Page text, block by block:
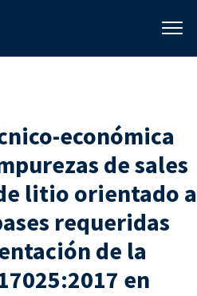
económica
de sales
litio orientado a
requeridas
de la
en